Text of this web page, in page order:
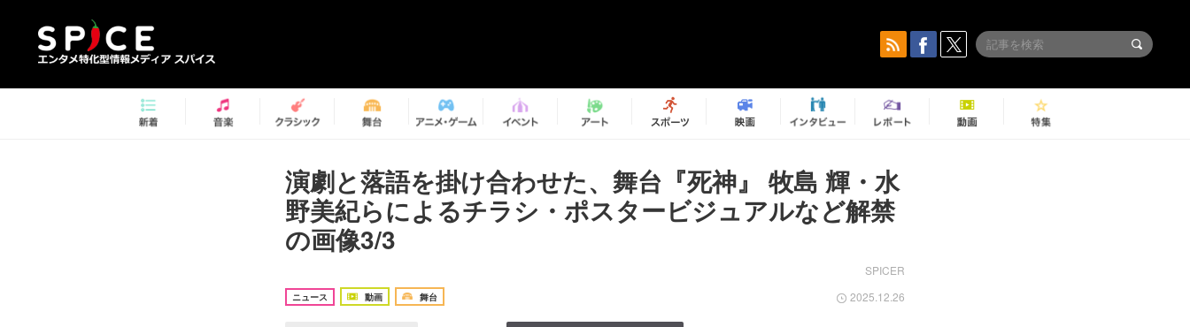
演劇と落語を掛け合わせた、舞台『死神』 牧島 輝・水
野美紀らによるチラシ・ポスタービジュアルなど解禁
の画像3/3
SPICER
ニュース 動画 舞台 2025.12.26